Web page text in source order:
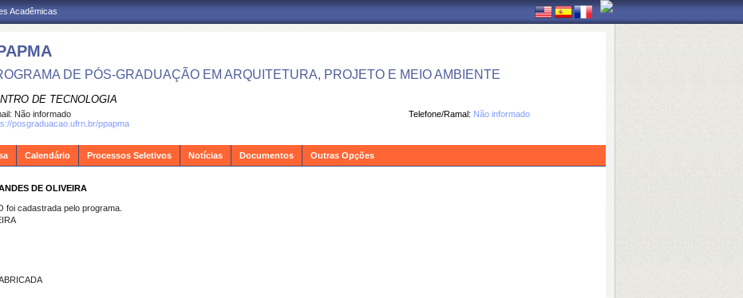
Acadêmicas
DE PÓS-GRADUAÇÃO EM ARQUITETURA, PROJETO E MEIO AMBIENTE
DE TECNOLOGIA
Telefone/Ramal: Não informado
Não informado
posgraduacao.ufrn.br/ppapma
Calendário Processos Seletivos Notícias Documentos Outras Opções
DE OLIVEIRA
foi cadastrada pelo programa.